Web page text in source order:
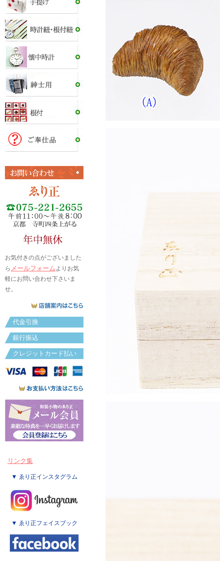
お気付きの点がございました
ら メールフォームよりお気
軽にお問い合わせ下さいま
せ。
代金引換
銀行振込
クレジットカード払い
リンク集
▼ ゑり正インスタグラム
▼ ゑり正フェイスブック